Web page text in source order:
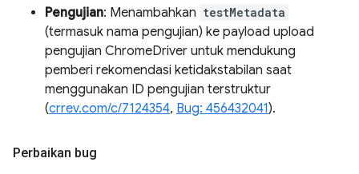
Pengujian: Menambahkan testMetadata
(termasuk nama pengujian) ke payload upload
pengujian ChromeDriver untuk mendukung
pemberi rekomendasi ketidakstabilan saat
menggunakan ID pengujian terstruktur
(crrev.com/c/7124354, Bug: 456432041).
Perbaikan bug